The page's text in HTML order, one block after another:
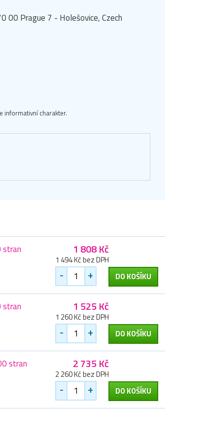
00 Prague 7 - Holešovice, Czech
informativní charakter.
stran 1 808 Kč
1 494 Kč bez DPH
- + DO KOŠÍKU
stran 1 525 Kč
1 260 Kč bez DPH
- + DO KOŠÍKU
stran 2 735 Kč
2 260 Kč bez DPH
- + DO KOŠÍKU